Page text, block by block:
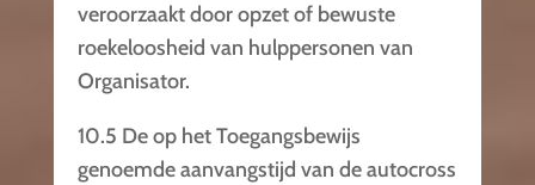
veroorzaakt door opzet of bewuste
roekeloosheid van hulppersonen van
Organisator.
10.5 De op het Toegangsbewijs
genoemde aanvangstijd van de autocross